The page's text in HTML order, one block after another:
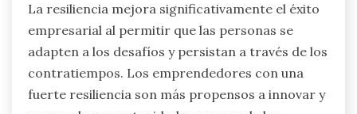
La resiliencia mejora significativamente el éxito
empresarial al permitir que las personas se
adapten a los desafíos y persistan a través de los
contratiempos. Los emprendedores con una
fuerte resiliencia son más propensos a innovar y